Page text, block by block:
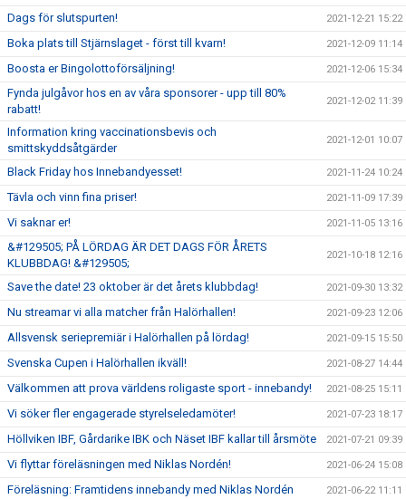
Dags för slutspurten! 2021-12-21 15:22
Boka plats till Stjärnslaget - först till kvarn! 2021-12-09 11:14
Boosta er Bingolottoförsäljning! 2021-12-06 15:34
Fynda julgåvor hos en av våra sponsorer - upp till 80%
rabatt!
2021-12-02 11:39
Information kring vaccinationsbevis och
smittskyddsåtgärder
2021-12-01 10:07
Black Friday hos Innebandyesset! 2021-11-24 10:24
Tävla och vinn fina priser! 2021-11-09 17:39
Vi saknar er! 2021-11-05 13:16
&#129505; PÅ LÖRDAG ÄR DET DAGS FÖR ÅRETS
KLUBBDAG! &#129505;
2021-10-18 12:16
Save the date! 23 oktober är det årets klubbdag! 2021-09-30 13:32
Nu streamar vi alla matcher från Halörhallen! 2021-09-23 12:06
Allsvensk seriepremiär i Halörhallen på lördag! 2021-09-15 15:50
Svenska Cupen i Halörhallen ikväll! 2021-08-27 14:44
Välkommen att prova världens roligaste sport - innebandy! 2021-08-25 15:11
Vi söker fler engagerade styrelseledamöter! 2021-07-23 18:17
Höllviken IBF, Gårdarike IBK och Näset IBF kallar till årsmöte 2021-07-21 09:39
Vi flyttar föreläsningen med Niklas Nordén! 2021-06-24 15:08
Föreläsning: Framtidens innebandy med Niklas Nordén 2021-06-22 11:11